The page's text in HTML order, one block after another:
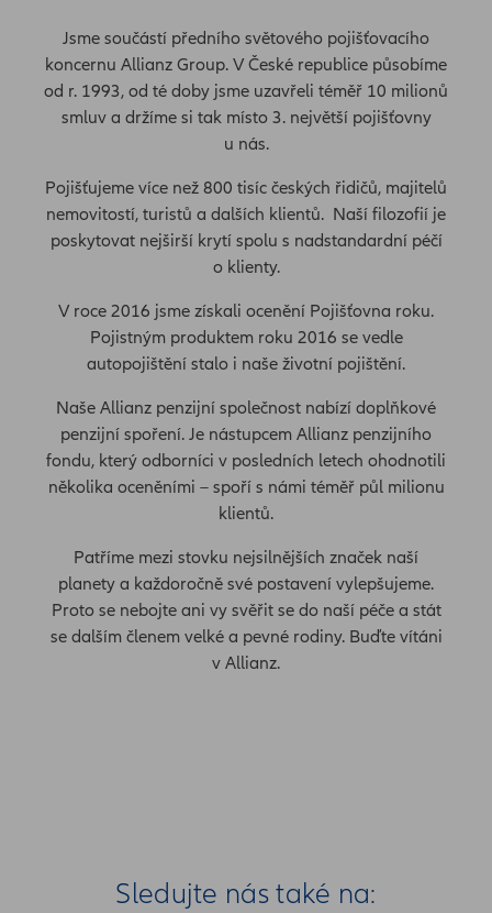
Jsme součástí předního světového pojišťovacího
koncernu Allianz Group. V České republice působíme
od r. 1993, od té doby jsme uzavřeli téměř 10 milionů
smluv a držíme si tak místo 3. největší pojišťovny
u nás.
Pojišťujeme více než 800 tisíc českých řidičů, majitelů
nemovitostí, turistů a dalších klientů. Naší filozofií je
poskytovat nejširší krytí spolu s nadstandardní péčí
o klienty.
V roce 2016 jsme získali ocenění Pojišťovna roku.
Pojistným produktem roku 2016 se vedle
autopojištění stalo i naše životní pojištění.
Naše Allianz penzijní společnost nabízí doplňkové
penzijní spoření. Je nástupcem Allianz penzijního
fondu, který odborníci v posledních letech ohodnotili
několika oceněními – spoří s námi téměř půl milionu
klientů.
Patříme mezi stovku nejsilnějších značek naší
planety a každoročně své postavení vylepšujeme.
Proto se nebojte ani vy svěřit se do naší péče a stát
se dalším členem velké a pevné rodiny. Buďte vítáni
v Allianz.
Sledujte nás také na: